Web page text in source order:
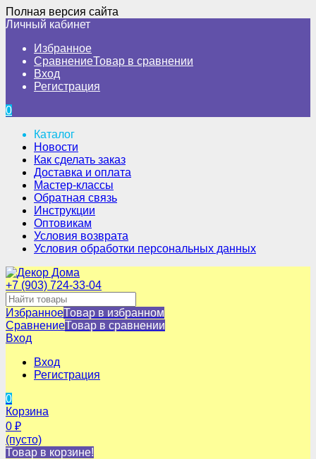
Полная версия сайта
Личный кабинет
Избранное
СравнениеТовар в сравнении
Вход
Регистрация
0
Каталог
Новости
Как сделать заказ
Доставка и оплата
Мастер-классы
Обратная связь
Инструкции
Оптовикам
Условия возврата
Условия обработки персональных данных
+7 (903) 724-33-04
ИзбранноеТовар в избранном
СравнениеТовар в сравнении
Вход
Вход
Регистрация
0
Корзина
0 ₽
(пусто)
Товар в корзине!